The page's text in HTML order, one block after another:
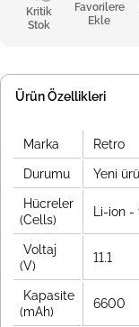
Kritik
Stok
Favorilere
Ekle
Ürün Özellikleri
Marka Retro
Durumu Yeni
Hücreler
(Cells)
Li-ion -
Voltaj
(V)
11.1
Kapasite
(mAh)
6600